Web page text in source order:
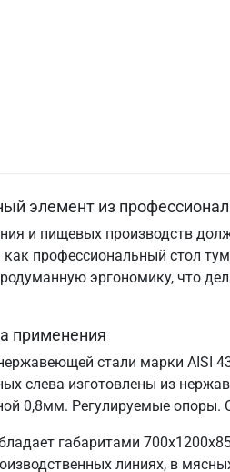
элемент из
и пищевых производств
профессиональный стол
эргономику, что
применения
стали марки
слева изготовлены из
0,8мм. Регулируемые опоры.
габаритами
линиях, в